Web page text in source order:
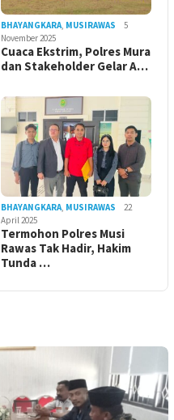
BHAYANGKARA, MUSIRAWAS
5
November 2025
Cuaca Ekstrim, Polres Mura
dan Stakeholder Gelar A…
BHAYANGKARA, MUSIRAWAS
22
April 2025
Termohon Polres Musi
Rawas Tak Hadir, Hakim
Tunda …